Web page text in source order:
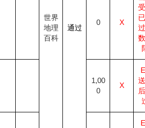
世界
地理
百科
通过
0 X
1,00
0
X